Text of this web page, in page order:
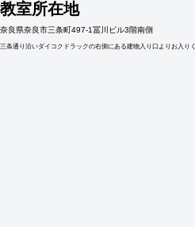
教室所在地
奈良県奈良市三条町497-1冨川ビル3階南側
三条通り沿いダイコクドラックの右側にある建物入り口よりお入り